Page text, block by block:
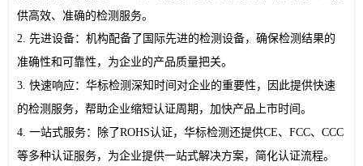
供高效、准确的检测服务。
2. 先进设备：机构配备了国际先进的检测设备，确保检测结果的
准确性和可靠性，为企业的产品质量把关。
3. 快速响应：华标检测深知时间对企业的重要性，因此提供快速
的检测服务，帮助企业缩短认证周期，加快产品上市时间。
4. 一站式服务：除了ROHS认证，华标检测还提供CE、FCC、CCC
等多种认证服务，为企业提供一站式解决方案，简化认证流程。